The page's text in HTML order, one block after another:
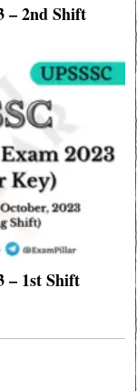
– 2nd Shift
– 1st Shift